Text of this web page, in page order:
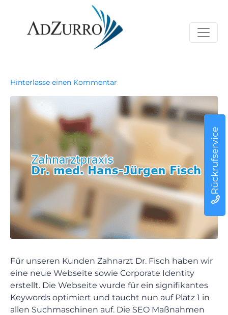
Hinterlasse einen Kommentar
Für unseren Kunden Zahnarzt Dr. Fisch haben wir
eine neue Webseite sowie Corporate Identity
erstellt. Die Webseite wurde für ein signifikantes
Keywords optimiert und taucht nun auf Platz 1 in
allen Suchmaschinen auf. Die SEO Maßnahmen
Rückrufservice